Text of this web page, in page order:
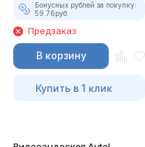
Бонусных рублей за покупку:
59.76руб.
Предзаказ
В корзину
Купить в 1 клик